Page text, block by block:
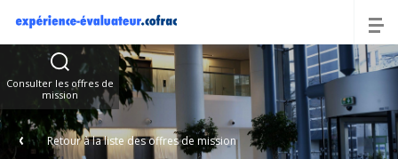
Retour à la liste des offres de mission
Offres
Consulter les offres de
mission